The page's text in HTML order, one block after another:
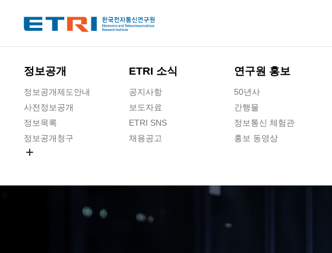
정보공개
정보공개제도안내
사전정보공개
정보목록
정보공개청구
ETRI 소식
공지사항
보도자료
ETRI SNS
채용공고
연구원 홍보
50년사
간행물
정보통신 체험관
홍보 동영상